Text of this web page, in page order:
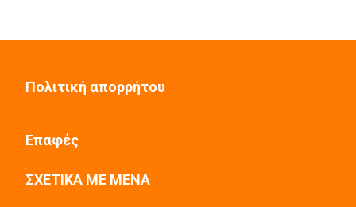
Πολιτική απορρήτου
Επαφές
ΣΧΕΤΙΚΑ ΜΕ ΜΕΝΑ